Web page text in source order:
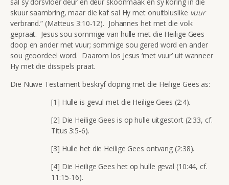
sal sy dorsvloer deur en deur skoonmaak en sy koring in die
skuur saambring, maar die kaf sal Hy met onuitbluslike vuur
verbrand.” (Matteus 3:10-12). Johannes het met die volk
gepraat. Jesus sou sommige van hulle met die Heilige Gees
doop en ander met vuur; sommige sou gered word en ander
sou geoordeel word. Daarom los Jesus ‘met vuur’ uit wanneer
Hy met die dissipels praat.
Die Nuwe Testament beskryf doping met die Heilige Gees as:
[1] Hulle is gevul met die Heilige Gees (2:4).
[2] Die Heilige Gees is op hulle uitgestort (2:33, cf.
Titus 3:5-6).
[3] Hulle het die Heilige Gees ontvang (2:38).
[4] Die Heilige Gees het op hulle geval (10:44, cf.
11:15-16).